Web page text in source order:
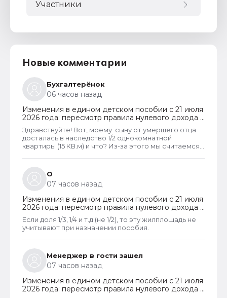
Участники
Новые комментарии
Бухгалтерёнок
06 часов назад
Изменения в едином детском пособии с 21 июля
2026 года: пересмотр правила нулевого дохода и
новый порядок оформления пособий по месту
пребывания
Здравствуйте! Вот, моему сыну от умершего отца
досталась в наследство 1/2 однокомнатной
квартиры (15 КВ.м) и что? Из-за этого мы считаемся
наследства играют роль.
О
07 часов назад
Изменения в едином детском пособии с 21 июля
2026 года: пересмотр правила нулевого дохода и
новый порядок оформления пособий по месту
пребывания
Если доля 1/3, 1/4 и т.д (не 1/2), то эту жилплощадь не
учитывают при назначении пособия.
Менеджер в гости зашел
07 часов назад
Изменения в едином детском пособии с 21 июля
2026 года: пересмотр правила нулевого дохода и